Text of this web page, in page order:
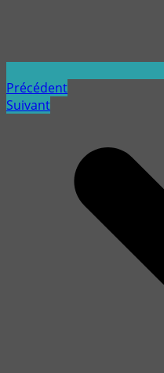
Précédent
Suivant